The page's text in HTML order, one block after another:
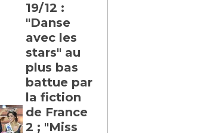
19/12 :
"Danse
avec les
stars" au
plus bas
battue par
la fiction
de France
2 ; "Miss